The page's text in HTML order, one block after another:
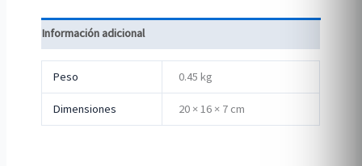
Información adicional
Peso 0.45 kg
Dimensiones 20 × 16 × 7 cm